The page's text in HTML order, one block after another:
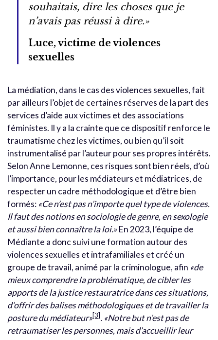
souhaitais, dire les choses que je
n’avais pas réussi à dire.»
Luce, victime de violences
sexuelles
La médiation, dans le cas des violences sexuelles, fait
par ailleurs l’objet de certaines réserves de la part des
services d’aide aux victimes et des associations
féministes. Il y a la crainte que ce dispositif renforce le
traumatisme chez les victimes, ou bien qu’il soit
instrumentalisé par l’auteur pour ses propres intérêts.
Selon Anne Lemonne, ces risques sont bien réels, d’où
l’importance, pour les médiateurs et médiatrices, de
respecter un cadre méthodologique et d’être bien
formés: «Ce n’est pas n’importe quel type de violences.
Il faut des notions en sociologie de genre, en sexologie
et aussi bien connaître la loi.» En 2023, l’équipe de
Médiante a donc suivi une formation autour des
violences sexuelles et intrafamiliales et créé un
groupe de travail, animé par la criminologue, afin «de
mieux comprendre la problématique, de cibler les
apports de la justice restauratrice dans ces situations,
d’offrir des balises méthodologiques et de travailler la
posture du médiateur»[3]. «Notre but n’est pas de
retraumatiser les personnes, mais d’accueillir leur